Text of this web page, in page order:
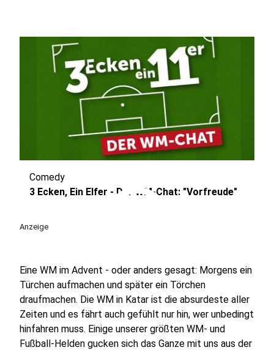
play_circle
Comedy
3 Ecken, Ein Elfer - Der WM-Chat: "Vorfreude"
Anzeige
Eine WM im Advent - oder anders gesagt: Morgens ein
Türchen aufmachen und später ein Törchen
draufmachen. Die WM in Katar ist die absurdeste aller
Zeiten und es fährt auch gefühlt nur hin, wer unbedingt
hinfahren muss. Einige unserer größten WM- und
Fußball-Helden gucken sich das Ganze mit uns aus der